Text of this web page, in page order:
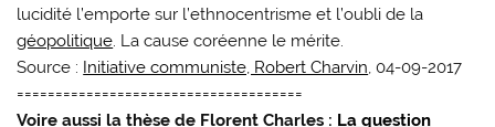
lucidité l’emporte sur l’ethnocentrisme et l’oubli de la
géopolitique. La cause coréenne le mérite.
Source : Initiative communiste, Robert Charvin, 04-09-2017
=====================================
Voire aussi la thèse de Florent Charles : La question